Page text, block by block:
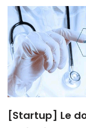
[Startup] Le